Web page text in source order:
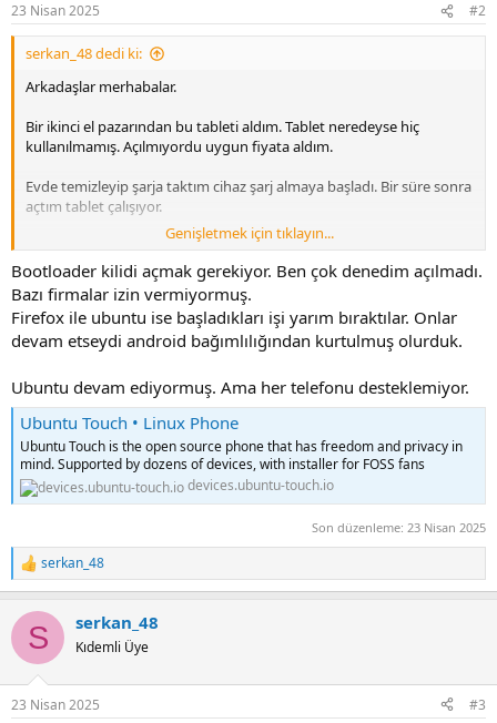
23 Nisan 2025 #2
serkan_48 dedi ki:
Arkadaşlar merhabalar.
Bir ikinci el pazarından bu tableti aldım. Tablet neredeyse hiç
kullanılmamış. Açılmıyordu uygun fiyata aldım.
Evde temizleyip şarja taktım cihaz şarj almaya başladı. Bir süre sonra
açtım tablet çalışıyor.
Ancak Android versiyonu çok eski. 4.2.2 versiyon.
Tablet versiyonunu nasıl güncelleyebilirim? Daha yeni versiyon
Android çalıştırabilirim yada Android dışında başka bir yazılım
yüklemek mümkün müdür?
browser ile internete girebilmek.
Genişletmek için tıklayın...
Bootloader kilidi açmak gerekiyor. Ben çok denedim açılmadı.
Bazı firmalar izin vermiyormuş.
Firefox ile ubuntu ise başladıkları işi yarım bıraktılar. Onlar
devam etseydi android bağımlılığından kurtulmuş olurduk.
Ubuntu devam ediyormuş. Ama her telefonu desteklemiyor.
Ubuntu Touch • Linux Phone
Ubuntu Touch is the open source phone that has freedom and privacy in
mind. Supported by dozens of devices, with installer for FOSS fans
devices.ubuntu-touch.io
Son düzenleme: 23 Nisan 2025
R
e
c
i
s
serkan_48
S serkan_48
Kıdemli Üye
23 Nisan 2025 #3